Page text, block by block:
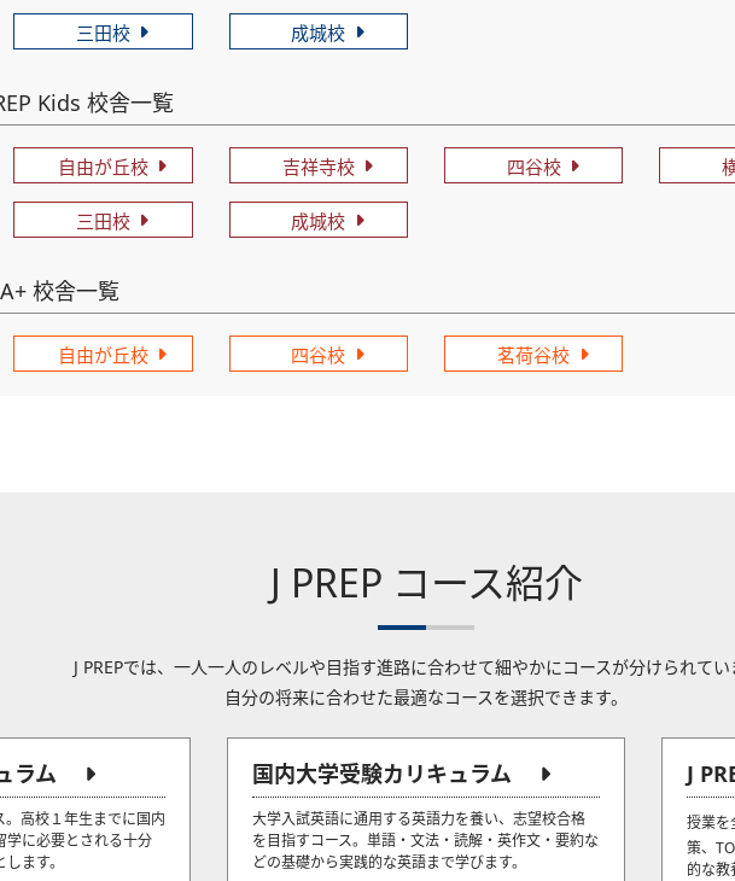
三田校 成城校
Kids 校舎一覧
自由が丘校 吉祥寺校 四谷校
三田校 成城校
校舎一覧
自由が丘校 四谷校 茗荷谷校
J PREP コース紹介
J PREPでは、一人一人のレベルや目指す進路に合わせて細やかにコースが分けられてい
自分の将来に合わせた最適なコースを選択できます。
ラム
高校１年生までに国内
学に必要とされる十分
ます。
国内大学受験カリキュラム
大学入試英語に通用する英語力を養い、志望校合格
を目指すコース。単語・文法・読解・英作文・要約な
どの基礎から実践的な英語まで学びます。
J
授業を
策、
的な教